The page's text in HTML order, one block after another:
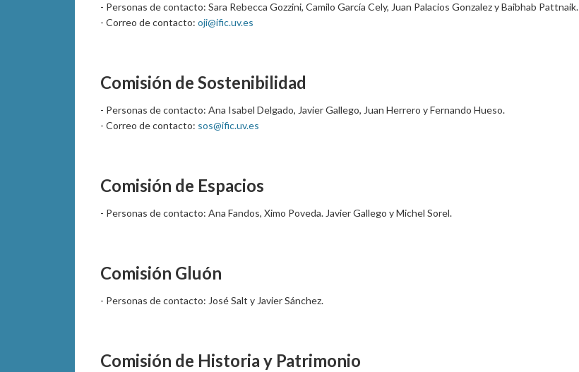
- Personas de contacto: Sara Rebecca Gozzini, Camilo García Cely, Juan Palacios Gonzalez y Baibhab Pattnaik.
- Correo de contacto: oji@ific.uv.es
Comisión de Sostenibilidad
- Personas de contacto: Ana Isabel Delgado, Javier Gallego, Juan Herrero y Fernando Hueso.
- Correo de contacto: sos@ific.uv.es
Comisión de Espacios
- Personas de contacto: Ana Fandos, Ximo Poveda. Javier Gallego y Michel Sorel.
Comisión Gluón
- Personas de contacto: José Salt y Javier Sánchez.
Comisión de Historia y Patrimonio